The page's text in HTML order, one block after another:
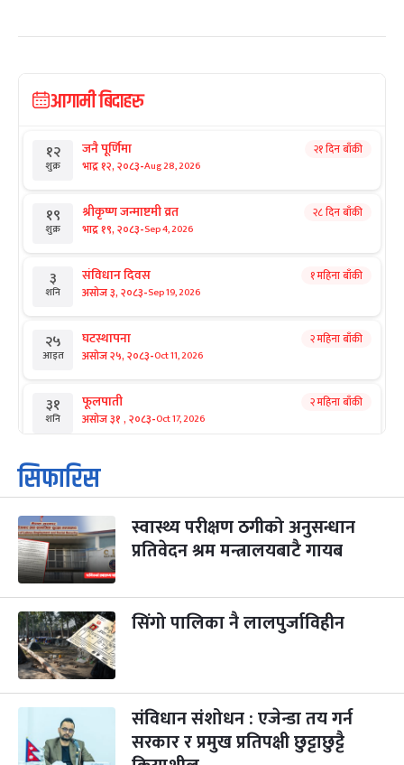
आगामी बिदाहरु
१२
शुक्र
जनै पूर्णिमा
भाद्र १२, २०८३-Aug 28, 2026
२१ दिन बाँकी
१९
शुक्र
श्रीकृष्ण जन्माष्टमी व्रत
भाद्र १९, २०८३-Sep 4, 2026
२८ दिन बाँकी
३
शनि
संविधान दिवस
असोज ३, २०८३-Sep 19, 2026
१ महिना बाँकी
२५
आइत
घटस्थापना
असोज २५, २०८३-Oct 11, 2026
२ महिना बाँकी
३१
शनि
फूलपाती
असोज ३१ , २०८३-Oct 17, 2026
२ महिना बाँकी
१
आइत
कार्तिक सङ्क्रान्ति
कार्तिक १, २०८३
३
मंगल
महानवमी
कार्तिक ३, २०८३-Oct 20, 2026
२ महिना बाँकी
४
बुध कार्तिक ४, २०८३- Oct 21, 2026
५
बिहि
पापा‌ङ्कुशा एकादशी व्रत
कार्तिक ५, २०८३
२२
आइत
कुकुर तिहार
कार्तिक २२, २०८३-Nov 8, 2026
३ महिना बाँकी
सिफारिस
स्वास्थ्य परीक्षण ठगीको अनुसन्धान
प्रतिवेदन श्रम मन्त्रालयबाटै गायब
सिंगो पालिका नै लालपुर्जाविहीन
संविधान संशोधन : एजेन्डा तय गर्न
सरकार र प्रमुख प्रतिपक्षी छुट्टाछुट्टै